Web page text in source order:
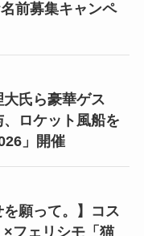
前募集キャンペ
氏ら豪華ゲス
ロケット風船を
」開催
を願って。】コス
フェリシモ「猫